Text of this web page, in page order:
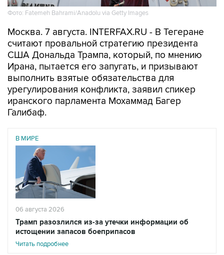
Фото: Fatemeh Bahrami/Anadolu via Getty Images
Москва. 7 августа. INTERFAX.RU - В Тегеране
считают провальной стратегию президента
США Дональда Трампа, который, по мнению
Ирана, пытается его запугать, и призывают
выполнить взятые обязательства для
урегулирования конфликта, заявил спикер
иранского парламента Мохаммад Багер
Галибаф.
В МИРЕ
06 августа 2026
Трамп разозлился из-за утечки информации об
истощении запасов боеприпасов
Читать подробнее